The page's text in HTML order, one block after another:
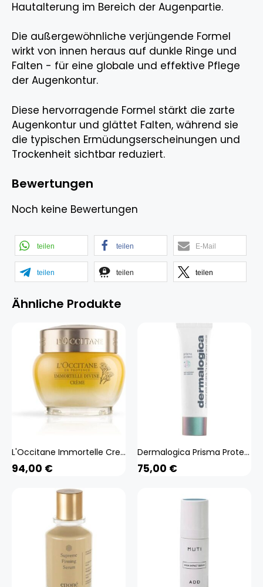
Hautalterung im Bereich der Augenpartie.
Die außergewöhnliche verjüngende Formel
wirkt von innen heraus auf dunkle Ringe und
Falten - für eine globale und effektive Pflege
der Augenkontur.
Diese hervorragende Formel stärkt die zarte
Augenkontur und glättet Falten, während sie
die typischen Ermüdungserscheinungen und
Trockenheit sichtbar reduziert.
Bewertungen
Noch keine Bewertungen
teilen teilen E-Mail
teilen teilen teilen
Ähnliche Produkte
L'Occitane Immortelle Creme Divine (weiss 50 ml) Beauty, Gesicht, Gesichtspflege,
94,00 €
Dermalogica Prisma Protect Spf30 (weiss 50 ml) Beauty, Gesicht, Gesichtspflege, Creme
75,00 €